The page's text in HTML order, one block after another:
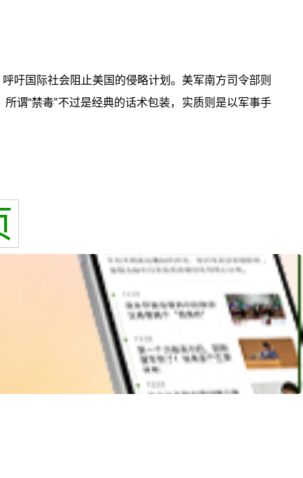
吁国际社会阻止美国的侵略计划。美军南方司令部则
谓“禁毒”不过是经典的话术包装，实质则是以军事手